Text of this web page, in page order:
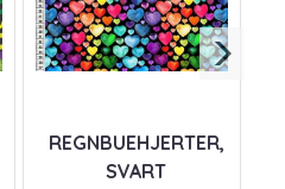
REGNBUEHJERTER,
SVART